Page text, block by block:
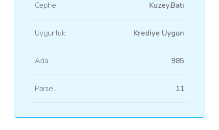
Cephe: Kuzey,Batı
Uygunluk: Krediye Uygun
Ada: 985
Parsel: 11